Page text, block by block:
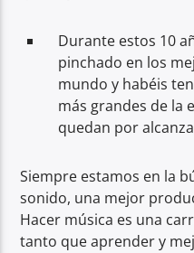
Durante estos 10
pinchado en los
mundo y habéis
más grandes de la
quedan por
Siempre estamos en la
sonido, una mejor
Hacer música es una
tanto que aprender y